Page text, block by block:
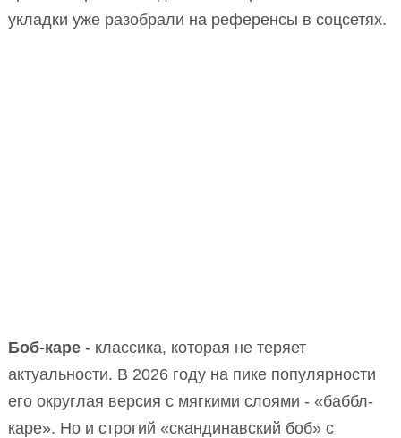
укладки уже разобрали на референсы в соцсетях.
Боб-каре - классика, которая не теряет
актуальности. В 2026 году на пике популярности
его округлая версия с мягкими слоями - «баббл-
каре». Но и строгий «скандинавский боб» с